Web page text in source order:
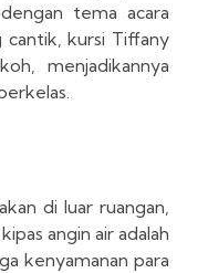
tema acara
cantik, kursi Tiffany
menjadikannya
di luar ruangan,
angin air adalah
kenyamanan para